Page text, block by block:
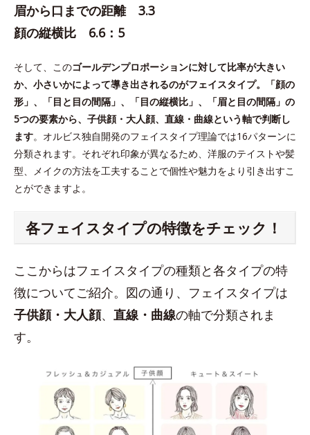
眉から口までの距離 3.3
顔の縦横比 6.6：5
そして、このゴールデンプロポーションに対して比率が大きい
か、小さいかによって導き出されるのがフェイスタイプ。「顔の
形」、「目と目の間隔」、「目の縦横比」、「眉と目の間隔」の
5つの要素から、子供顔・大人顔、直線・曲線という軸で判断し
ます。オルビス独自開発のフェイスタイプ理論では16パターンに
分類されます。それぞれ印象が異なるため、洋服のテイストや髪
型、メイクの方法を工夫することで個性や魅力をより引き出すこ
とができますよ。
各フェイスタイプの特徴をチェック！
ここからはフェイスタイプの種類と各タイプの特
徴についてご紹介。図の通り、フェイスタイプは
子供顔・大人顔、 直線・曲線の軸で分類されま
す。